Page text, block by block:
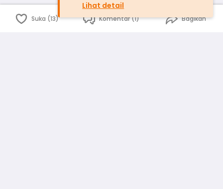
Suka (13) Komentar (1) Bagikan
Lihat detail